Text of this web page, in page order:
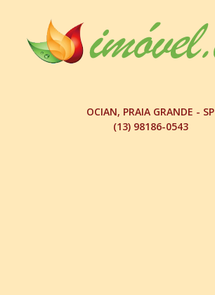
OCIAN, PRAIA GRANDE - SP
(13) 98186-0543